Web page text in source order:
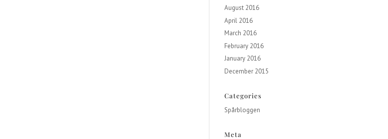
August 2016
April 2016
March 2016
February 2016
January 2016
December 2015
Categories
Spårbloggen
Meta